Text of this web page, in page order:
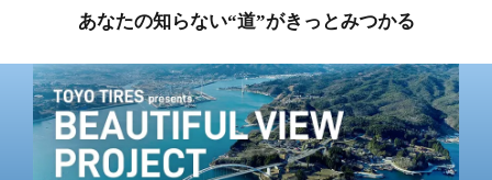
あなたの知らない“道”がきっとみつかる